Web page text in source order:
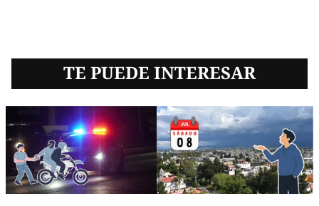
TE PUEDE INTERESAR